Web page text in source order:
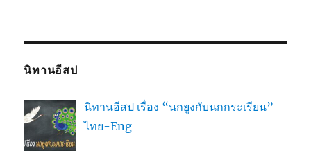
นิทานอีสป
นิทานอีสป เรื่อง “นกยูงกับนกกระเรียน”
ไทย-Eng